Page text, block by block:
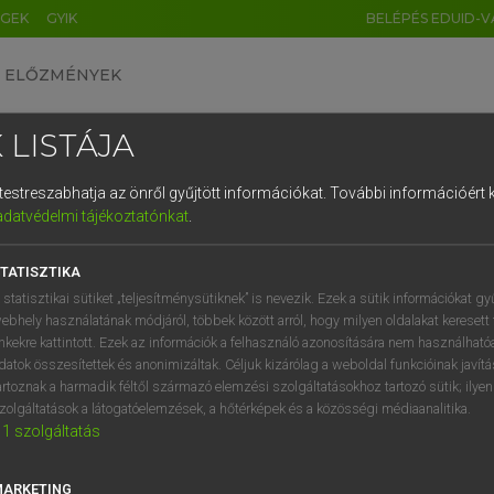
GYIK BELÉPÉS EDUID-
ELŐZMÉNYEK
angol szótár
fn compactness
conciseness
solidity
pithiness
terseness
LISTÁJA
az önről gyűjtött információkat. További információért
tájékoztatónkat.
statisztikai sütiket „teljesítménysütiknek” is nevezik. Ezek a sütik információkat
használatának módjáról, többek között arról, hogy milyen oldalakat keresett
kattintott. Ezek az információk a felhasználó azonosítására nem
összesítettek és anonimizáltak. Céljuk kizárólag a weboldal funkcióinak
a harmadik féltől származó elemzési szolgáltatásokhoz tartozó sütik;
a látogatóelemzések, a hőtérképek és a közösségi médiaanalitika.
1 szolgáltatás
DE CN FR ES IT NL
1 2 3 4 5 6 7 8 9
q w e r t z u i
a s d f g h j k l é
í y x c v b n m , .